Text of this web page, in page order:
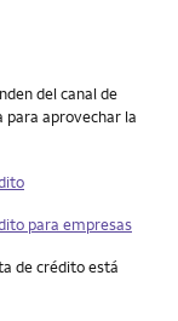
del canal de
para aprovechar la
para empresas
de crédito está